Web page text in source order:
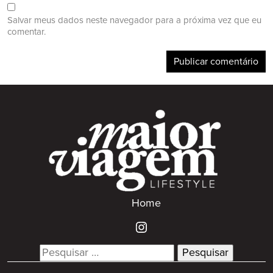
Salvar meus dados neste navegador para a próxima vez que eu
comentar.
Home
Search
for: